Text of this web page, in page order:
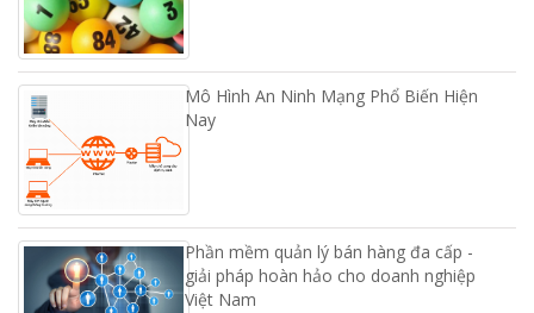
Mô Hình An Ninh Mạng Phổ Biến Hiện
Nay
Phần mềm quản lý bán hàng đa cấp -
giải pháp hoàn hảo cho doanh nghiệp
Việt Nam